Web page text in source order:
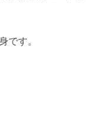
です。